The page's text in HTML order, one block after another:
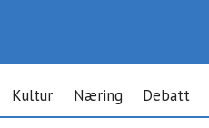
Kultur Næring Debatt